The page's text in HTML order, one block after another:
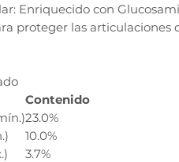
Enriquecido con
proteger las articulaciones
Contenido
23.0%
10.0%
3.7%